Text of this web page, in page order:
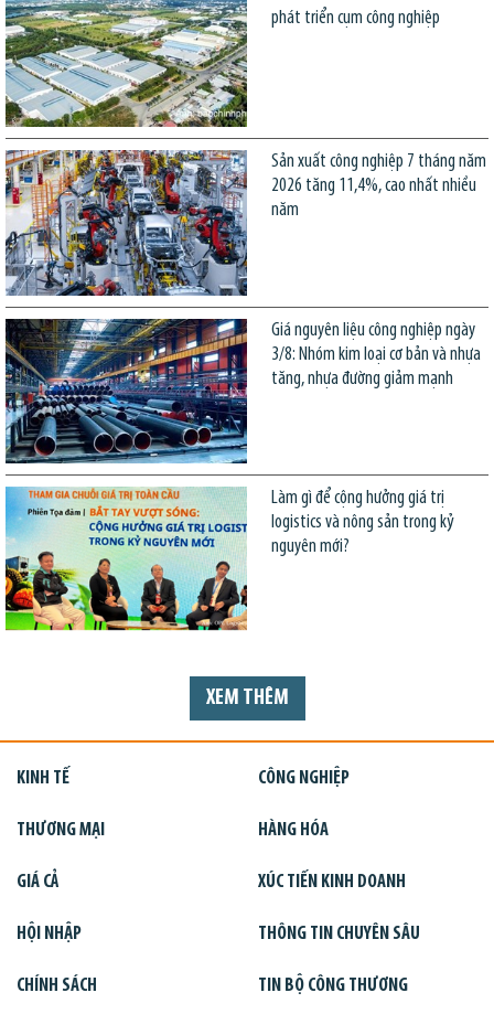
phát triển cụm công nghiệp
Sản xuất công nghiệp 7 tháng năm
2026 tăng 11,4%, cao nhất nhiều
năm
Giá nguyên liệu công nghiệp ngày
3/8: Nhóm kim loại cơ bản và nhựa
tăng, nhựa đường giảm mạnh
Làm gì để cộng hưởng giá trị
logistics và nông sản trong kỷ
nguyên mới?
XEM THÊM
KINH TẾ CÔNG NGHIỆP
THƯƠNG MẠI HÀNG HÓA
GIÁ CẢ XÚC TIẾN KINH DOANH
HỘI NHẬP THÔNG TIN CHUYÊN SÂU
CHÍNH SÁCH TIN BỘ CÔNG THƯƠNG